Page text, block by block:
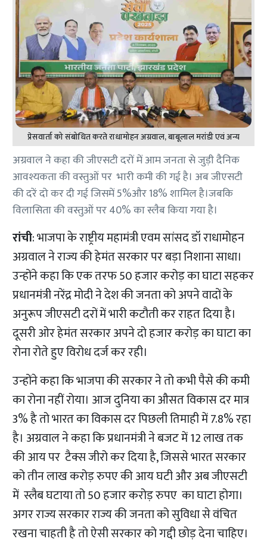
प्रेसवार्ता को संबोधित करते राधामोहन अग्रवाल, बाबूलाल मरांडी एवं अन्य
अग्रवाल ने कहा की जीएसटी दरों में आम जनता से जुड़ी दैनिक
आवश्यकता की वस्तुओं पर भारी कमी की गई है। अब जीएसटी
की दरें दो कर दी गई जिसमें 5%और 18% शामिल है।जबकि
विलासिता की वस्तुओं पर 40% का स्लैब किया गया है।
रांची: भाजपा के राष्ट्रीय महामंत्री एवम सांसद डॉ राधामोहन
अग्रवाल ने राज्य की हेमंत सरकार पर बड़ा निशाना साधा।
उन्होंने कहा कि एक तरफ 50 हजार करोड़ का घाटा सहकर
प्रधानमंत्री नरेंद्र मोदी ने देश की जनता को अपने वादों के
अनुरूप जीएसटी दरों में भारी कटौती कर राहत दिया है।
दूसरी ओर हेमंत सरकार अपने दो हजार करोड़ का घाटा का
रोना रोते हुए विरोध दर्ज कर रही।
उन्होंने कहा कि भाजपा की सरकार ने तो कभी पैसे की कमी
का रोना नहीं रोया। आज दुनिया का औसत विकास दर मात्र
3% है तो भारत का विकास दर पिछली तिमाही में 7.8% रहा
है। अग्रवाल ने कहा कि प्रधानमंत्री ने बजट में 12 लाख तक
की आय पर टैक्स जीरो कर दिया है, जिससे भारत सरकार
को तीन लाख करोड़ रुपए की आय घटी और अब जीएसटी
में स्लैब घटाया तो 50 हजार करोड़ रुपए का घाटा होगा।
अगर राज्य सरकार राज्य की जनता को सुविधा से वंचित
रखना चाहती है तो ऐसी सरकार को गद्दी छोड़ देना चाहिए।